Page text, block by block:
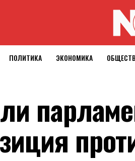
ПОЛИТИКА ЭКОНОМИКА